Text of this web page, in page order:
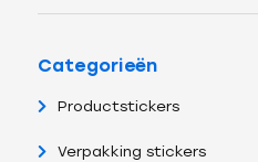
Categorieën
Productstickers
Verpakking stickers